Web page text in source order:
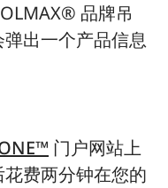
品牌吊
出一个产品信息
门户网站上
费两分钟在您的